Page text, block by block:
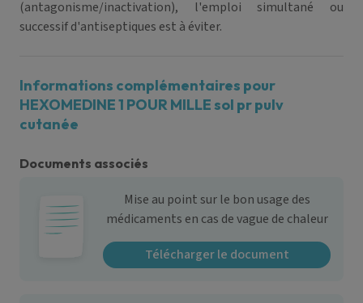
(antagonisme/inactivation), l'emploi simultané ou
successif d'antiseptiques est à éviter.
Informations complémentaires pour
HEXOMEDINE 1 POUR MILLE sol pr pulv
cutanée
Documents associés
Mise au point sur le bon usage des
médicaments en cas de vague de chaleur
Télécharger le document